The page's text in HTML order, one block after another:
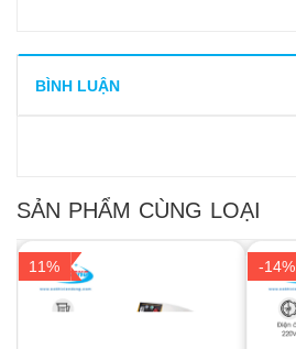
BÌNH LUẬN
SẢN PHẨM CÙNG LOẠI
11% -14%